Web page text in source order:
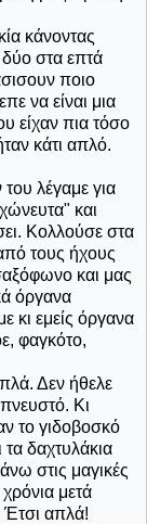
κάνοντας
δύο στα επτά
ποιο
να είναι μια
είχαν πια τόσο
κάτι απλό.
λέγαμε για
και
Κολλούσε στα
τους ήχους
και μας
όργανα
κι εμείς όργανα
φαγκότο,
Δεν ήθελε
Κι
το γιδοβοσκό
δαχτυλάκια
στις μαγικές
μετά
Έτσι απλά!